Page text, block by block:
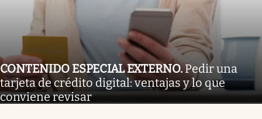
CONTENIDO ESPECIAL EXTERNO.Pedir una
tarjeta de crédito digital: ventajas y lo que
conviene revisar